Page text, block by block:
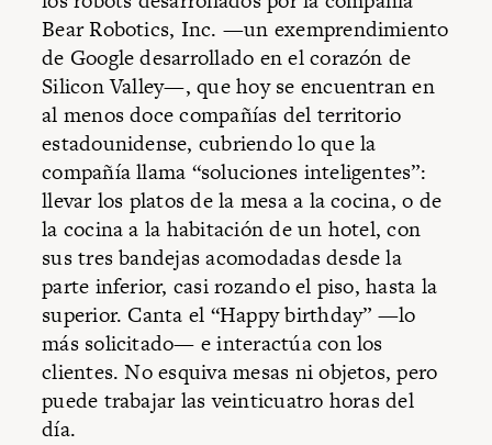
Bear Robotics, Inc. —un exemprendimiento
de Google desarrollado en el corazón de
Silicon Valley—, que hoy se encuentran en
al menos doce compañías del territorio
estadounidense, cubriendo lo que la
compañía llama “soluciones inteligentes”:
llevar los platos de la mesa a la cocina, o de
la cocina a la habitación de un hotel, con
sus tres bandejas acomodadas desde la
parte inferior, casi rozando el piso, hasta la
superior. Canta el “Happy birthday” —lo
más solicitado— e interactúa con los
clientes. No esquiva mesas ni objetos, pero
puede trabajar las veinticuatro horas del
día.